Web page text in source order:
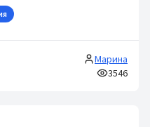
Марина
3546